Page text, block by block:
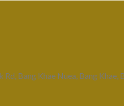
Bang Khae Nuea, Bang